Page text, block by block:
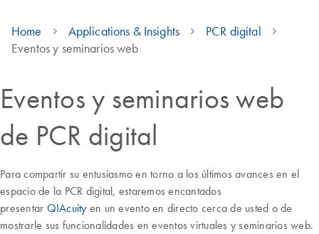
Home Applications & Insights
PCR digital
Eventos y seminarios web
Eventos y seminarios web
de PCR digital
Para compartir su entusiasmo en torno a los últimos avances en el
espacio de la PCR digital, estaremos encantados
presentar QIAcuity en un evento en directo cerca de usted o de
mostrarle sus funcionalidades en eventos virtuales y seminarios web.